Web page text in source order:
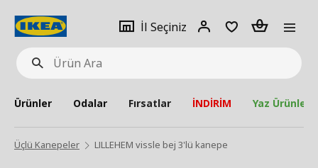
Ürün
Ara
İl Seçiniz
Giriş
Adet
Ürünler Odalar Fırsatlar İNDİRİM Yaz Ürünleri
Üçlü Kanepeler LILLEHEM vissle bej 3'lü kanepe